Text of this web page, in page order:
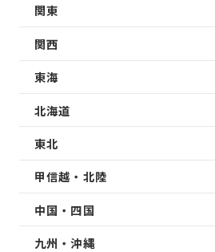
関東
関西
東海
北海道
東北
甲信越・北陸
中国・四国
九州・沖縄